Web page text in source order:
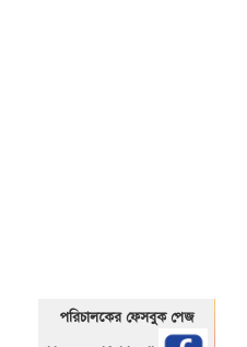
পরিচালকের ফেসবুক পেজ